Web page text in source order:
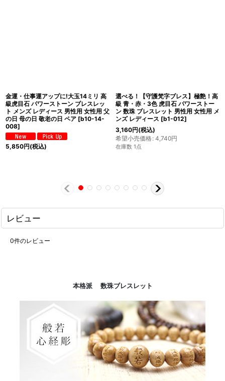
金運・仕事運アップに!大玉14ミリ 高
級虎目石 パワーストーン ブレスレッ
ト メンズ レディース 男性用 女性用 父
の日 母の日 敬老の日 ペア [b10-14-
008]
5,850円(税込)
選べる！【守護梵字ブレス】極艶！高
級 青・赤・3色 虎目石 パワーストー
ン 数珠 ブレスレット 男性用 女性用 メ
ンズ レディース [b1-012]
3,160円(税込)
希望小売価格: 4,740円
在庫数 1点
レビュー
0件のレビュー
本格派 数珠ブレスレット